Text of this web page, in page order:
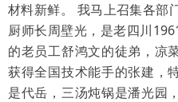
材料新鲜。 我马上召集各部
厨师长周壁光，是老四川
的老员工舒鸿文的徒弟，凉
获得全国技术能手的张建，
是代岳，三汤炖锅是潘光园